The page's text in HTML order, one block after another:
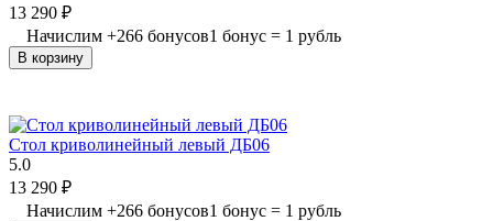
13 290 ₽
Начислим +266 бонусов1 бонус = 1 рубль
В корзину
Стол криволинейный левый ДБ06
5.0
13 290 ₽
Начислим +266 бонусов1 бонус = 1 рубль